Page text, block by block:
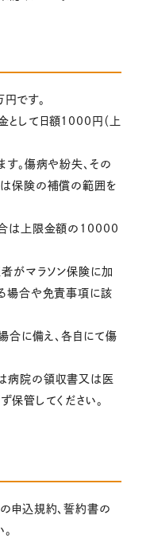
です。
して日額1000円（上
。傷病や紛失、その
保険の補償の範囲を
は上限金額の10000
がマラソン保険に加
場合や免責事項に該
合に備え、各自にて傷
病院の領収書又は医
保管してください。
申込規約、誓約書の